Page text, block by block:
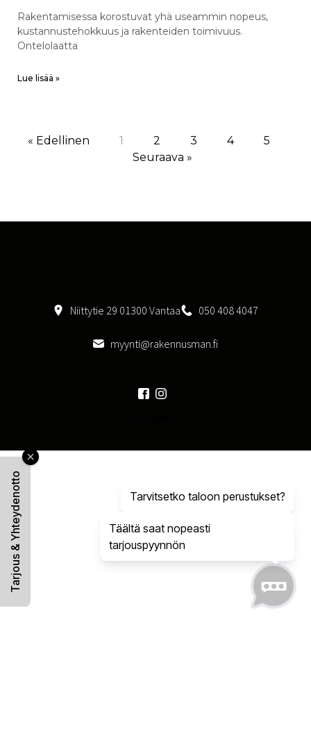
Tarvitsetko taloon perustukset?
Täältä saat nopeasti
tarjouspyynnön
Tarjous & Yhteydenotto
Rakentamisessa korostuvat yhä useammin nopeus,
kustannustehokkuus ja rakenteiden toimivuus.
Ontelolaatta
Lue lisää »
« Edellinen 1 2 3 4
5
Seuraava »
Niittytie 29 01300 Vantaa 050 408 4047
myynti@rakennusman.fi